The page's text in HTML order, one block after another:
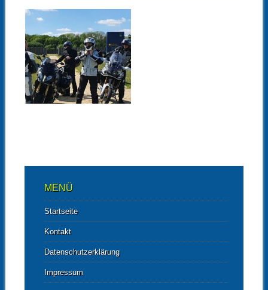
17.05.20
SAALE-UNSTRUT-
MOTORRADTOUR
AM 16.MAI 2020
▶
MENÜ
Startseite
Kontakt
Datenschutzerklärung
Impressum